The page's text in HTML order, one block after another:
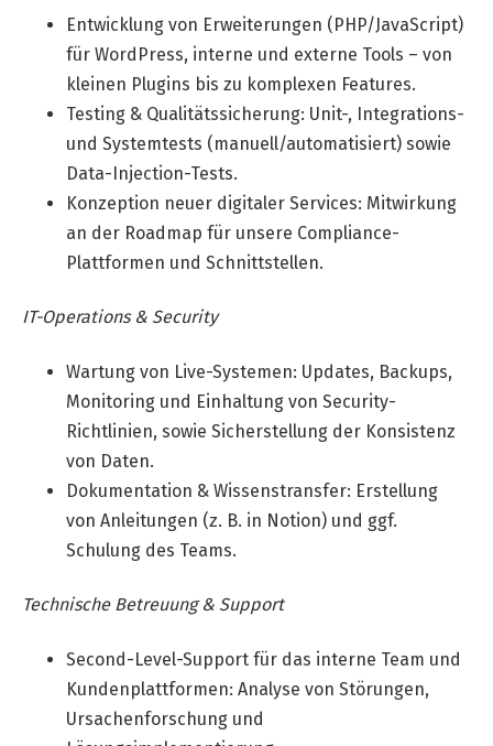
Entwicklung von Erweiterungen (PHP/JavaScript)
für WordPress, interne und externe Tools – von
kleinen Plugins bis zu komplexen Features.
Testing & Qualitätssicherung: Unit-, Integrations-
und Systemtests (manuell/automatisiert) sowie
Data-Injection-Tests.
Konzeption neuer digitaler Services: Mitwirkung
an der Roadmap für unsere Compliance-
Plattformen und Schnittstellen.
IT-Operations & Security
Wartung von Live-Systemen: Updates, Backups,
Monitoring und Einhaltung von Security-
Richtlinien, sowie Sicherstellung der Konsistenz
von Daten.
Dokumentation & Wissenstransfer: Erstellung
von Anleitungen (z. B. in Notion) und ggf.
Schulung des Teams.
Technische Betreuung & Support
Second-Level-Support für das interne Team und
Kundenplattformen: Analyse von Störungen,
Ursachenforschung und